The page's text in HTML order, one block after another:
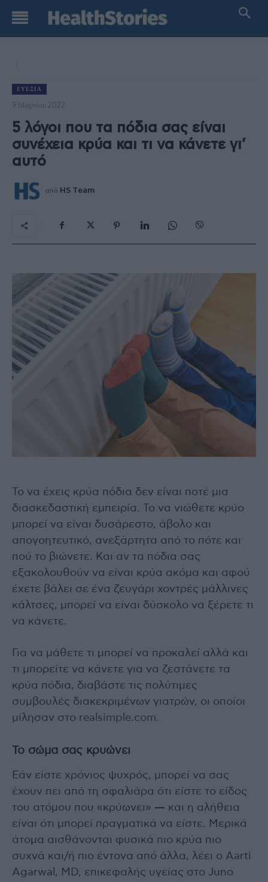
ΕΥΕΞΊΑ
9 Μαρτίου 2022
5 λόγοι που τα πόδια σας είναι
συνέχεια κρύα και τι να κάνετε γι’
αυτό
από HS Team
Το να έχεις κρύα πόδια δεν είναι ποτέ μια
διασκεδαστική εμπειρία. Το να νιώθετε κρύο
μπορεί να είναι δυσάρεστο, άβολο και
απογοητευτικό, ανεξάρτητα από το πότε και
πού το βιώνετε. Και αν τα πόδια σας
εξακολουθούν να είναι κρύα ακόμα και αφού
έχετε βάλει σε ένα ζευγάρι χοντρές μάλλινες
κάλτσες, μπορεί να είναι δύσκολο να ξέρετε τι
να κάνετε.
Για να μάθετε τι μπορεί να προκαλεί αλλά και
τι μπορείτε να κάνετε για να ζεστάνετε τα
κρύα πόδια, διαβάστε τις πολύτιμες
συμβουλές διακεκριμένων γιατρών, οι οποίοι
μίλησαν στο realsimple.com.
Το σώμα σας κρυώνει
Εάν είστε χρόνιος ψυχρός, μπορεί να σας
έχουν πει από τη σφαλιάρα ότι είστε το είδος
του ατόμου που «κρύωνει» — και η αλήθεια
είναι ότι μπορεί πραγματικά να είστε. Μερικά
άτομα αισθάνονται φυσικά πιο κρύα πιο
συχνά και/ή πιο έντονα από άλλα, λέει ο Aarti
Agarwal, MD, επικεφαλής υγείας στο Juno